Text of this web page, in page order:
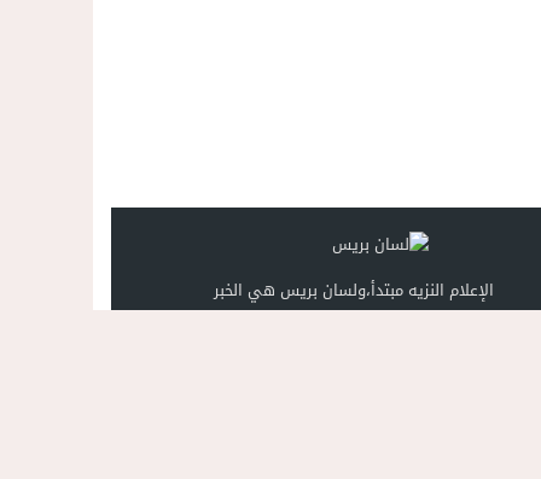
الإعلام النزيه مبتدأ،ولسان بريس هي الخبر